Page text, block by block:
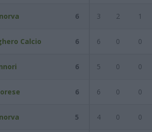
6 3 2 1
Calcio 6 6 0 0
6 5 0 0
6 6 0 0
5 4 0 0